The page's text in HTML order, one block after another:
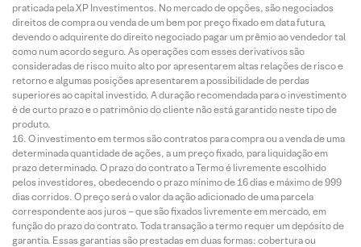
praticada pela XP Investimentos. No mercado de opções, são negociados
direitos de compra ou venda de um bem por preço fixado em data futura,
devendo o adquirente do direito negociado pagar um prêmio ao vendedor tal
como num acordo seguro. As operações com esses derivativos são
consideradas de risco muito alto por apresentarem altas relações de risco e
retorno e algumas posições apresentarem a possibilidade de perdas
superiores ao capital investido. A duração recomendada para o investimento
é de curto prazo e o patrimônio do cliente não está garantido neste tipo de
produto.
O investimento em termos são contratos para compra ou a venda de uma
determinada quantidade de ações, a um preço fixado, para liquidação em
prazo determinado. O prazo do contrato a Termo é livremente escolhido
pelos investidores, obedecendo o prazo mínimo de 16 dias e máximo de 999
dias corridos. O preço será o valor da ação adicionado de uma parcela
correspondente aos juros – que são fixados livremente em mercado, em
função do prazo do contrato. Toda transação a termo requer um depósito de
garantia. Essas garantias são prestadas em duas formas: cobertura ou